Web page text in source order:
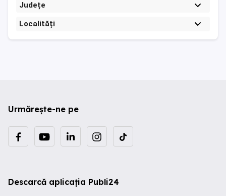
Județe
Localități
Urmărește-ne pe
Descarcă aplicația Publi24